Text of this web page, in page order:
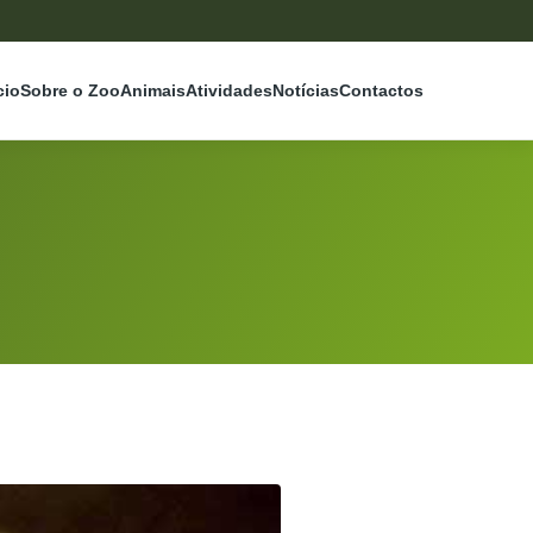
Sobre o ZooAnimaisAtividadesNotíciasContactos